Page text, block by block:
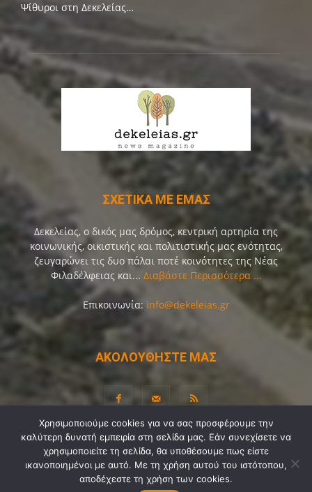
Ψίθυροι στη Δεκελείας…
ΣΧΕΤΙΚΑ ΜΕ ΕΜΑΣ
Δεκελείας, ο δικός μας δρόμος, κεντρική αρτηρία της
κοινωνικής, οικιστικής και πολιτιστικής μας ενότητας,
ζευγαρώνει τις δυο πάλαι ποτέ κοινότητες της Νέας
Φιλαδέλφειας και... Διαβάστε Περισσότερα ...
Επικοινωνία: info@dekeleias.gr
ΑΚΟΛΟΥΘΗΣΤΕ ΜΑΣ
Διαύγεια Λίγα Λόγια για Εμάς
Επικοινωνία
Όροι Χρήσης
Προσωπικά Δεδομένα
Sitemap
Ψηφοφορίες
Χρησιμοποιούμε cookies για να σας προσφέρουμε την
καλύτερη δυνατή εμπειρία στη σελίδα μας. Εάν συνεχίσετε να
χρησιμοποιείτε τη σελίδα, θα υποθέσουμε πως είστε
ικανοποιημένοι με αυτό. Με τη χρήση αυτού του ιστότοπου,
αποδέχεστε τη χρήση των cookies.